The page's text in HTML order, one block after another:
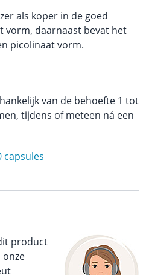
als koper in de goed
vorm, daarnaast bevat het
picolinaat vorm.
van de behoefte 1 tot
tijdens of meteen ná een
capsules
product
onze